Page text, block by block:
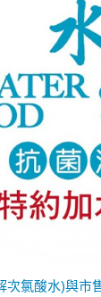
次氯酸水)與市